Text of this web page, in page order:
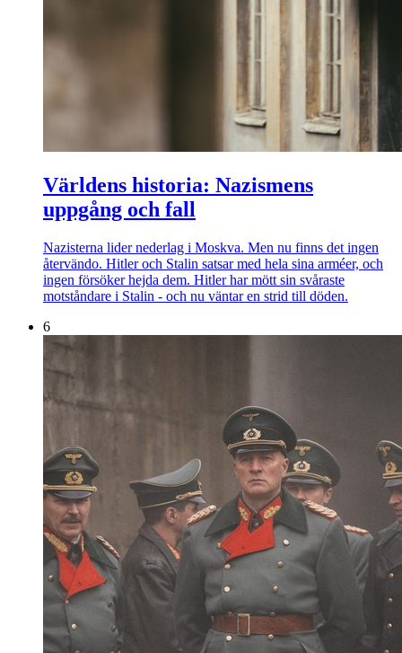
Världens historia: Nazismens
uppgång och fall
Nazisterna lider nederlag i Moskva. Men nu finns det ingen
återvändo. Hitler och Stalin satsar med hela sina arméer, och
ingen försöker hejda dem. Hitler har mött sin svåraste
motståndare i Stalin - och nu väntar en strid till döden.
6